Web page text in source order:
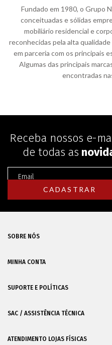
Fundado em 1980, o Grupo
conceituadas e sólidas
mobiliário residencial e
reconhecidas pela alta
em parceria com os principais
Algumas das principais
encontradas
Receba nossos e-
de todas as
SOBRE NÓS
MINHA CONTA
SUPORTE E POLÍTICAS
SAC / ASSISTÊNCIA TÉCNICA
ATENDIMENTO LOJAS FÍSICAS